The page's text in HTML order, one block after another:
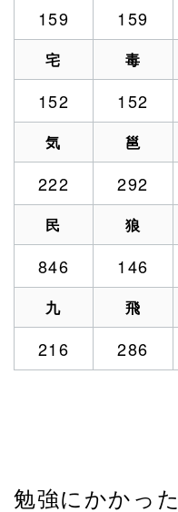
159 159
宅 毒
152 152
気 邕
222 292
民 狼
846 146
九 飛
216 286
勉強にかかっ